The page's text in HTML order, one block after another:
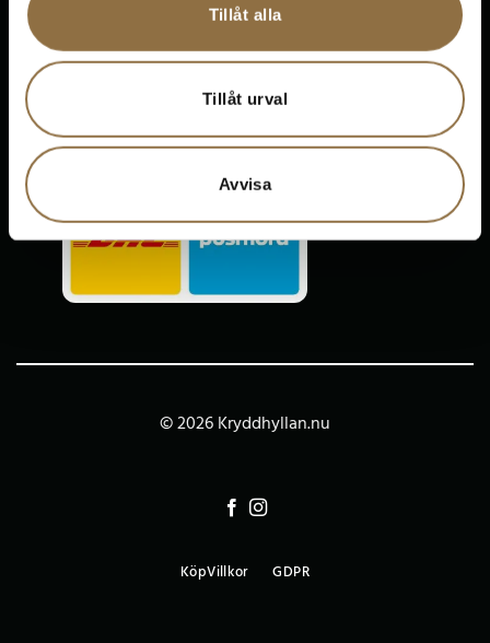
Tillåt alla
Tillåt urval
Avvisa
Kontakta oss
© 2026 Kryddhyllan.nu
KöpVillkor GDPR